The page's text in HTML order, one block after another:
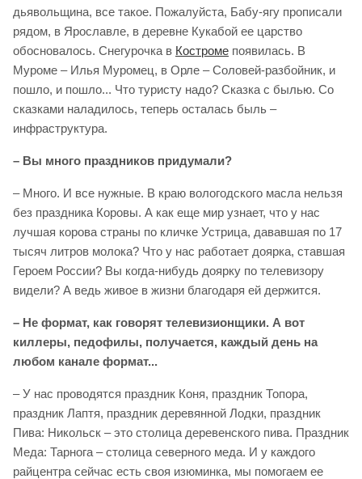
дьявольщина, все такое. Пожалуйста, Бабу-ягу прописали
рядом, в Ярославле, в деревне Кукабой ее царство
обосновалось. Снегурочка в Костроме появилась. В
Муроме – Илья Муромец, в Орле – Соловей-разбойник, и
пошло, и пошло... Что туристу надо? Сказка с былью. Со
сказками наладилось, теперь осталась быль –
инфраструктура.
– Вы много праздников придумали?
– Много. И все нужные. В краю вологодского масла нельзя
без праздника Коровы. А как еще мир узнает, что у нас
лучшая корова страны по кличке Устрица, дававшая по 17
тысяч литров молока? Что у нас работает доярка, ставшая
Героем России? Вы когда-нибудь доярку по телевизору
видели? А ведь живое в жизни благодаря ей держится.
– Не формат, как говорят телевизионщики. А вот
киллеры, педофилы, получается, каждый день на
любом канале формат...
– У нас проводятся праздник Коня, праздник Топора,
праздник Лаптя, праздник деревянной Лодки, праздник
Пива: Никольск – это столица деревенского пива. Праздник
Меда: Тарнога – столица северного меда. И у каждого
райцентра сейчас есть своя изюминка, мы помогаем ее